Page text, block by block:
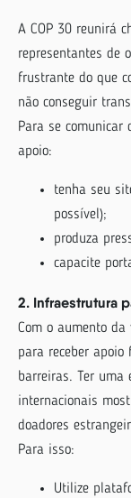
A COP 30 reunirá
representantes de
frustrante do que
não conseguir
Para se
apoio:
tenha seu
possível);
produza
capacite
2. Infraestrutura
Com o aumento
para receber
barreiras. Ter uma
internacionais
doadores
Para isso:
Utilize